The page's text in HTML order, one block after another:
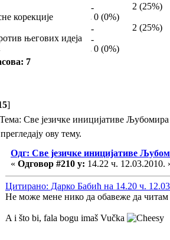
2 (25%)
корекције
0 (0%)
2 (25%)
његових идеја
0 (0%)
7
]
Тема: Све језичке иницијативе
ову тему.
Одг: Све језичке иницијативе
« Одговор #210 у: 14.22 ч. 12.03.2010.
Цитирано: Дарко Бабић на 14.20 ч.
Не може мене нико да обавеже да
A i što bi, fala bogu imaš Vučka